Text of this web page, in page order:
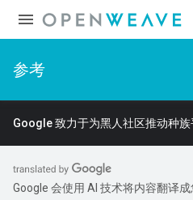
参考
Google 致力于为黑人社区推动种族
Google 会使用 AI 技术将内容翻译